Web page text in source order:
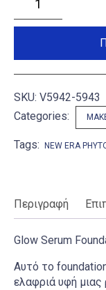
Foundation
ποσότητα
SKU: V5942-5943
Categories:
Tags: NEW ERA
Περιγραφή
Glow Serum
Αυτό το
ελαφριά υφή